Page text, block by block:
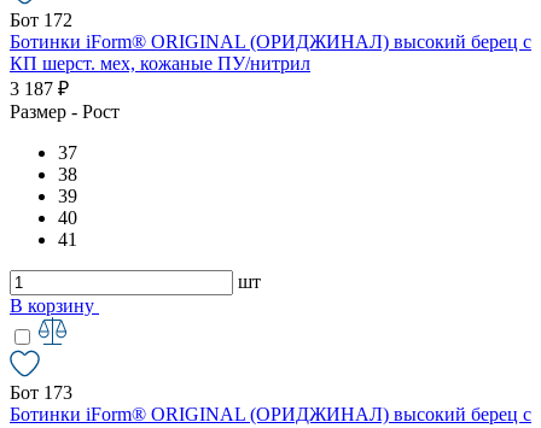
Бот 172
Ботинки iForm® ORIGINAL (ОРИДЖИНАЛ) высокий берец с
КП шерст. мех, кожаные ПУ/нитрил
3 187 ₽
Размер - Рост
37
38
39
40
41
шт
В корзину
Бот 173
Ботинки iForm® ORIGINAL (ОРИДЖИНАЛ) высокий берец с